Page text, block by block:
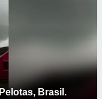
Brasil.